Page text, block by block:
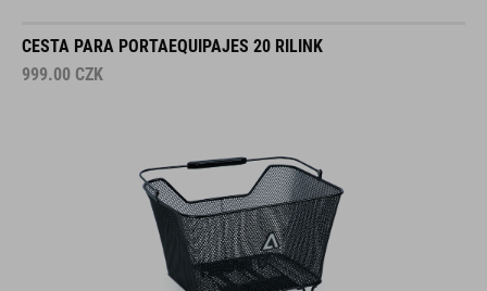
CESTA PARA PORTAEQUIPAJES 20 RILINK
999.00 CZK